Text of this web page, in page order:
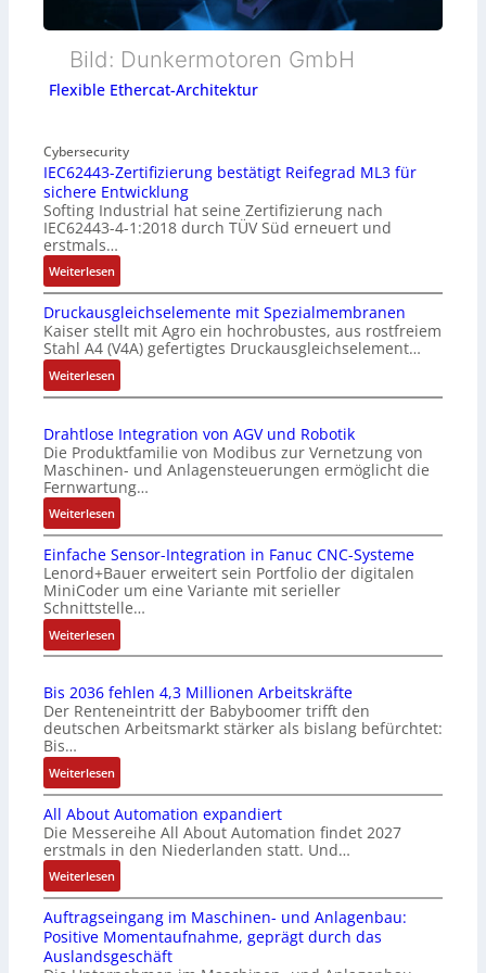
Bild: Dunkermotoren GmbH
Flexible Ethercat-Architektur
Cybersecurity
IEC62443-Zertifizierung bestätigt Reifegrad ML3 für
sichere Entwicklung
Softing Industrial hat seine Zertifizierung nach
IEC62443-4-1:2018 durch TÜV Süd erneuert und
erstmals…
Weiterlesen:
I
E
6
2
4
-
Z
e
r
t
i
f
i
z
i
e
r
u
n
e
s
t
ä
i
g
t
R
Druckausgleichselemente mit Spezialmembranen
Kaiser stellt mit Agro ein hochrobustes, aus rostfreiem
Stahl A4 (V4A) gefertigtes Druckausgleichselement…
Weiterlesen:
D
c
k
a
u
s
g
l
e
i
c
s
l
e
n
t
e
i
t
S
p
Drahtlose Integration von AGV und Robotik
Die Produktfamilie von Modibus zur Vernetzung von
Maschinen- und Anlagensteuerungen ermöglicht die
Fernwartung…
Weiterlesen:
D
r
a
h
t
l
o
e
I
n
t
e
g
r
a
t
i
o
n
v
o
Einfache Sensor-Integration in Fanuc CNC-Systeme
Lenord+Bauer erweitert sein Portfolio der digitalen
MiniCoder um eine Variante mit serieller
Schnittstelle…
Weiterlesen:
E
n
f
a
c
h
e
S
e
n
s
o
r
-
I
Bis 2036 fehlen 4,3 Millionen Arbeitskräfte
Der Renteneintritt der Babyboomer trifft den
deutschen Arbeitsmarkt stärker als bislang befürchtet:
Bis…
Weiterlesen:
B
i
s
2
0
3
6
f
e
All About Automation expandiert
Die Messereihe All About Automation findet 2027
erstmals in den Niederlanden statt. Und…
Weiterlesen:
A
l
l
A
Auftragseingang im Maschinen- und Anlagenbau:
Positive Momentaufnahme, geprägt durch das
Auslandsgeschäft